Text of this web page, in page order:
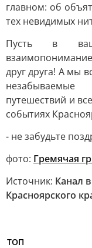
главном: об
тех невидимых
Пусть в
друг друга! А мы
путешествий и
событиях
- не забудьте
фото: Гремячая
Источник: Канал
Красноярского
ТОП